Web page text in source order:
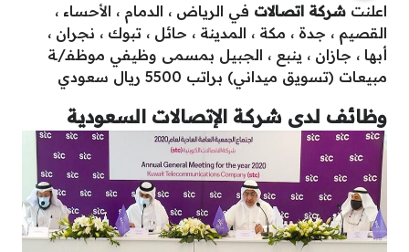
اعلنت شركة اتصالات
في ‎الرياض ‎، الدمام ‎، الأحساء ‎،
القصيم ‎، جدة ‎، مكة ‎، المدينة ‎، حائل ‎، تبوك ‎، نجران ‎،
أبها ‎، جازان ‎، ينبع ‎، الجبيل بمسمى وظيفي موظفـ/ـة
مبيعات (تسويق ميداني) براتب 5500 ريال سعودي
وظائف لدى شركة الإتصالات السعودية